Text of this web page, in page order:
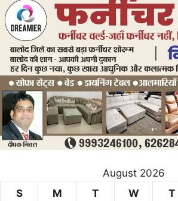
August 2026
S
M T W T